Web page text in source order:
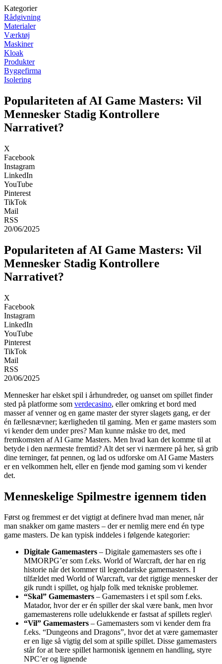
Kategorier
Rådgivning
Materialer
Værktøj
Maskiner
Kloak
Produkter
Byggefirma
Isolering
Populariteten af AI Game Masters: Vil
Mennesker Stadig Kontrollere
Narrativet?
X
Facebook
Instagram
LinkedIn
YouTube
Pinterest
TikTok
Mail
RSS
20/06/2025
Populariteten af AI Game Masters: Vil
Mennesker Stadig Kontrollere
Narrativet?
X
Facebook
Instagram
LinkedIn
YouTube
Pinterest
TikTok
Mail
RSS
20/06/2025
Mennesker har elsket spil i århundreder, og uanset om spillet finder
sted på platforme som verdeсasino, eller omkring et bord med
masser af venner og en game master der styrer slagets gang, er der
én fællesnævner; kærligheden til gaming. Men er game masters som
vi kender dem under pres? Man kunne måske tro det, med
fremkomsten af AI Game Masters. Men hvad kan det komme til at
betyde i den nærmeste fremtid? Alt det ser vi nærmere på her, så grib
dine terninger, fat pennen, og lad os udforske om AI Game Masters
er en velkommen helt, eller en fjende mod gaming som vi kender
det.
Menneskelige Spilmestre igennem tiden
Først og fremmest er det vigtigt at definere hvad man mener, når
man snakker om game masters – der er nemlig mere end én type
game masters. De kan typisk inddeles i følgende kategorier:
Digitale Gamemasters – Digitale gamemasters ses ofte i
MMORPG’er som f.eks. World of Warcraft, der har en rig
historie når det kommer til legendariske gamemasters. I
tilfældet med World of Warcraft, var det rigtige mennesker der
gik rundt i spillet, og hjalp folk med tekniske problemer.
“Skal” Gamemasters – Gamemasters i et spil som f.eks.
Matador, hvor der er én spiller der skal være bank, men hvor
gamemasterens rolle udelukkende er fastsat af spillets regler\
“Vil” Gamemasters – Gamemasters som vi kender dem fra
f.eks. “Dungeons and Dragons”, hvor det at være gamemaster
er en lige så vigtig del som at spille spillet. Disse gamemasters
står for at bære spillet harmonisk igennem en handling, styre
NPC’er og lignende